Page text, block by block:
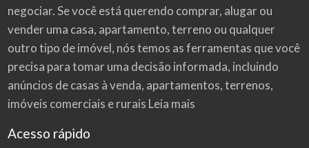
negociar. Se você está querendo comprar, alugar ou
vender uma casa, apartamento, terreno ou qualquer
outro tipo de imóvel, nós temos as ferramentas que você
precisa para tomar uma decisão informada, incluindo
anúncios de casas à venda, apartamentos, terrenos,
imóveis comerciais e rurais Leia mais
Acesso rápido